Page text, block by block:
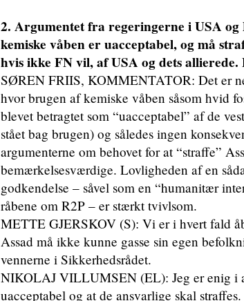
2. Argumentet fra regeringerne i USA
kemiske våben er uacceptabel, og må
hvis ikke FN vil, af USA og dets
SØREN FRIIS, KOMMENTATOR: Det er
hvor brugen af kemiske våben såsom hvid
blevet betragtet som “uacceptabel” af de
stået bag brugen) og således ingen
argumenterne om behovet for at “straffe”
bemærkelsesværdige. Lovligheden af en
godkendelse – såvel som en “humanitær
råbene om R2P – er stærkt tvivlsom.
METTE GJERSKOV (S): Vi er i hvert fald
Assad må ikke kunne gasse sin egen
vennerne i Sikkerhedsrådet.
NIKOLAJ VILLUMSEN (EL): Jeg er enig i
uacceptabel og at de ansvarlige skal